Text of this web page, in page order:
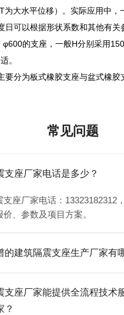
为大水平位移）。实际应用中，
日可以根据形状系数和其他有关
的支座，一般H分别采用
。
要分为板式橡胶支座与盆式橡胶
常见问题
支座厂家电话是多少？
支座厂家电话：13323182312
价、参数及项目方案。
的建筑隔震支座生产厂家有
座厂家，专业生产 LRB 铅芯、
高阻尼、FPS 摩擦摆隔震支座
支座厂家能提供全流程技术
？